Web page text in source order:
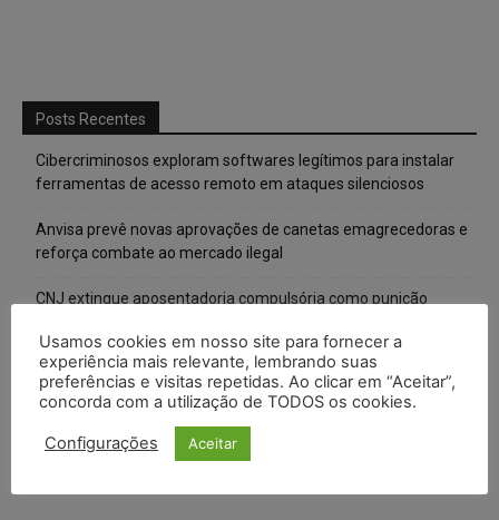
Posts Recentes
Cibercriminosos exploram softwares legítimos para instalar
ferramentas de acesso remoto em ataques silenciosos
Anvisa prevê novas aprovações de canetas emagrecedoras e
reforça combate ao mercado ilegal
CNJ extingue aposentadoria compulsória como punição
Justiça de SP rejeita ação da família de Alexandre de Moraes
contra senador Alessandro Vieira
Conselho Nacional de Justiça determina afastamento da juíza
Gabriela Hardt por dois anos
Usamos cookies em nosso site para fornecer a
experiência mais relevante, lembrando suas
preferências e visitas repetidas. Ao clicar em “Aceitar”,
concorda com a utilização de TODOS os cookies.
Configurações Aceitar